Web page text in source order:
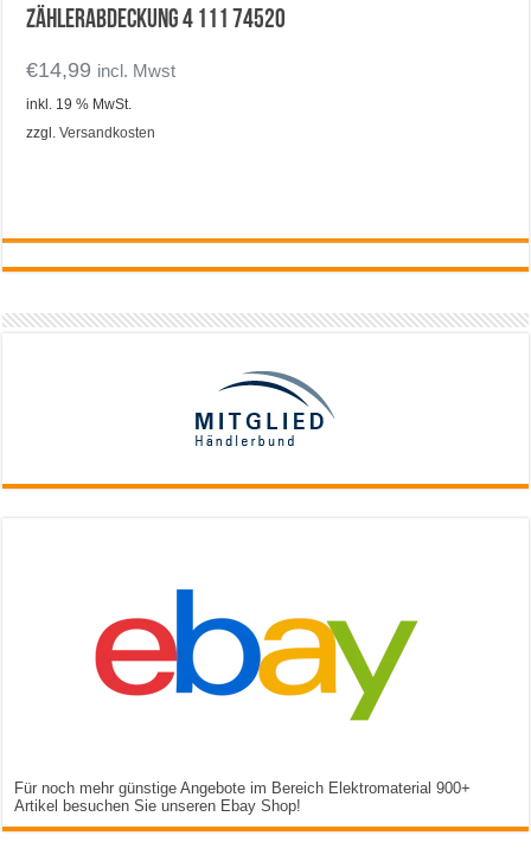
Zählerabdeckung 4 111 74520
€14,99 incl. Mwst
inkl. 19 % MwSt.
zzgl.Versandkosten
Für noch mehr günstige Angebote im Bereich Elektromaterial 900+
Artikel besuchen Sie unseren Ebay Shop!